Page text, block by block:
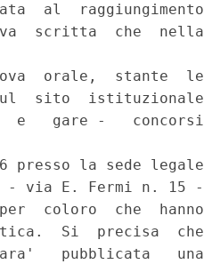
al  raggiungimento
scritta  che  nella
orale,  stante  le
sito  istituzionale
e   gare -   concorsi
presso la sede legale
- via E. Fermi n. 15 -
coloro  che  hanno
Si  precisa  che
pubblicata   una